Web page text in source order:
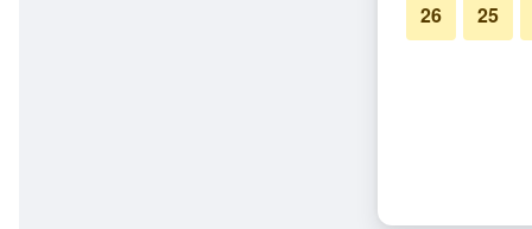
25
26